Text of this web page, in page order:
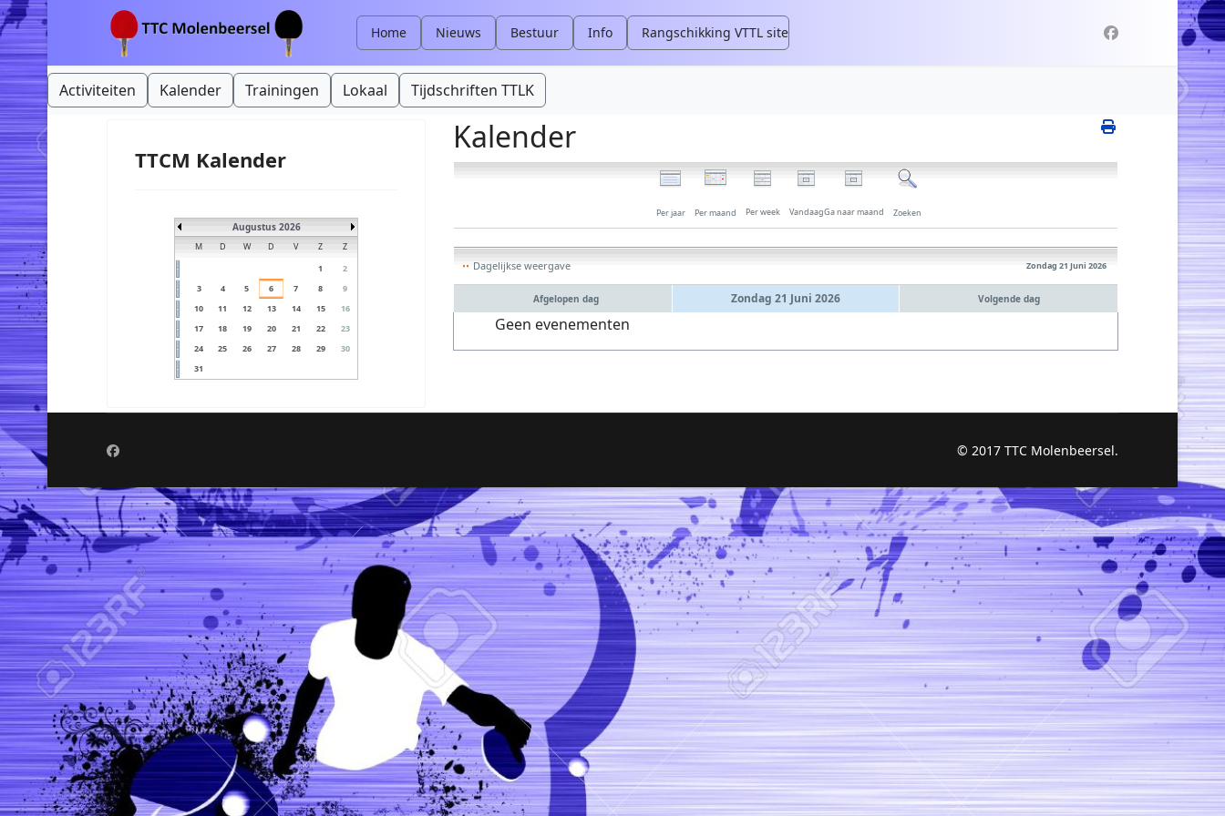
Home Nieuws Bestuur Info Rangschikking VTTL site
Activiteiten Kalender Trainingen Lokaal Tijdschriften TTLK
TTCM Kalender
Augustus 2026
M D W D V Z
Z
1
2
3
4 5 6 7 8
9
10
11 12 13 14 15
16
17
18 19 20 21 22
23
24
25 26 27 28 29
30
31
Kalender
Per jaar Per maand Per week VandaagGa naar maand Zoeken
Dagelijkse weergave Zondag 21 Juni 2026
Afgelopen dag Zondag 21 Juni 2026 Volgende dag
Geen evenementen
© 2017 TTC Molenbeersel.